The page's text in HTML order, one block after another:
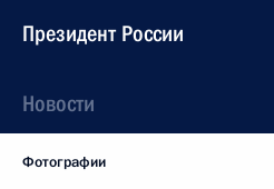
Президент России
Новости
Фотографии